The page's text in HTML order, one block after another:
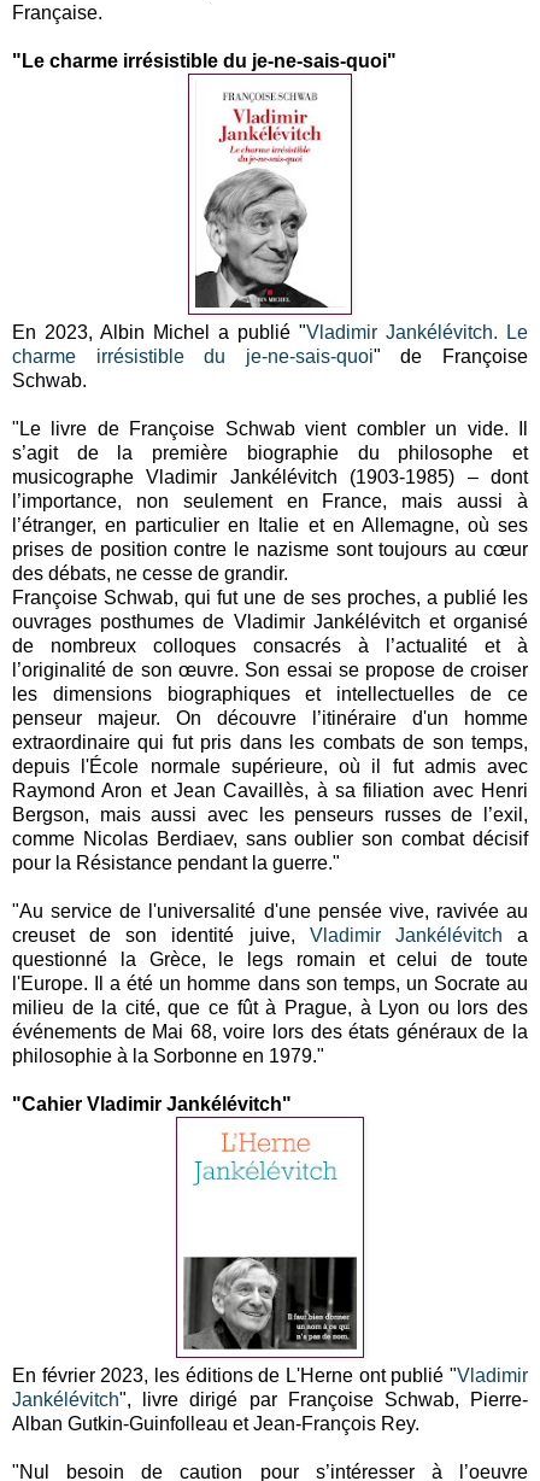
Française.
"Le charme irrésistible du je-ne-sais-quoi"
En 2023, Albin Michel a publié "Vladimir Jankélévitch. Le
charme irrésistible du je-ne-sais-quoi" de Françoise
Schwab.
"Le livre de Françoise Schwab vient combler un vide. Il
s’agit de la première biographie du philosophe et
musicographe Vladimir Jankélévitch (1903-1985) – dont
l’importance, non seulement en France, mais aussi à
l’étranger, en particulier en Italie et en Allemagne, où ses
prises de position contre le nazisme sont toujours au cœur
des débats, ne cesse de grandir.
Françoise Schwab, qui fut une de ses proches, a publié les
ouvrages posthumes de Vladimir Jankélévitch et organisé
de nombreux colloques consacrés à l’actualité et à
l’originalité de son œuvre. Son essai se propose de croiser
les dimensions biographiques et intellectuelles de ce
penseur majeur. On découvre l’itinéraire d'un homme
extraordinaire qui fut pris dans les combats de son temps,
depuis l'École normale supérieure, où il fut admis avec
Raymond Aron et Jean Cavaillès, à sa filiation avec Henri
Bergson, mais aussi avec les penseurs russes de l’exil,
comme Nicolas Berdiaev, sans oublier son combat décisif
pour la Résistance pendant la guerre."
"Au service de l'universalité d'une pensée vive, ravivée au
creuset de son identité juive, Vladimir Jankélévitch a
questionné la Grèce, le legs romain et celui de toute
l'Europe. Il a été un homme dans son temps, un Socrate au
milieu de la cité, que ce fût à Prague, à Lyon ou lors des
événements de Mai 68, voire lors des états généraux de la
philosophie à la Sorbonne en 1979."
"Cahier Vladimir Jankélévitch"
En février 2023, les éditions de L'Herne ont publié "Vladimir
Jankélévitch", livre dirigé par Françoise Schwab, Pierre-
Alban Gutkin-Guinfolleau et Jean-François Rey.
"Nul besoin de caution pour s’intéresser à l’oeuvre